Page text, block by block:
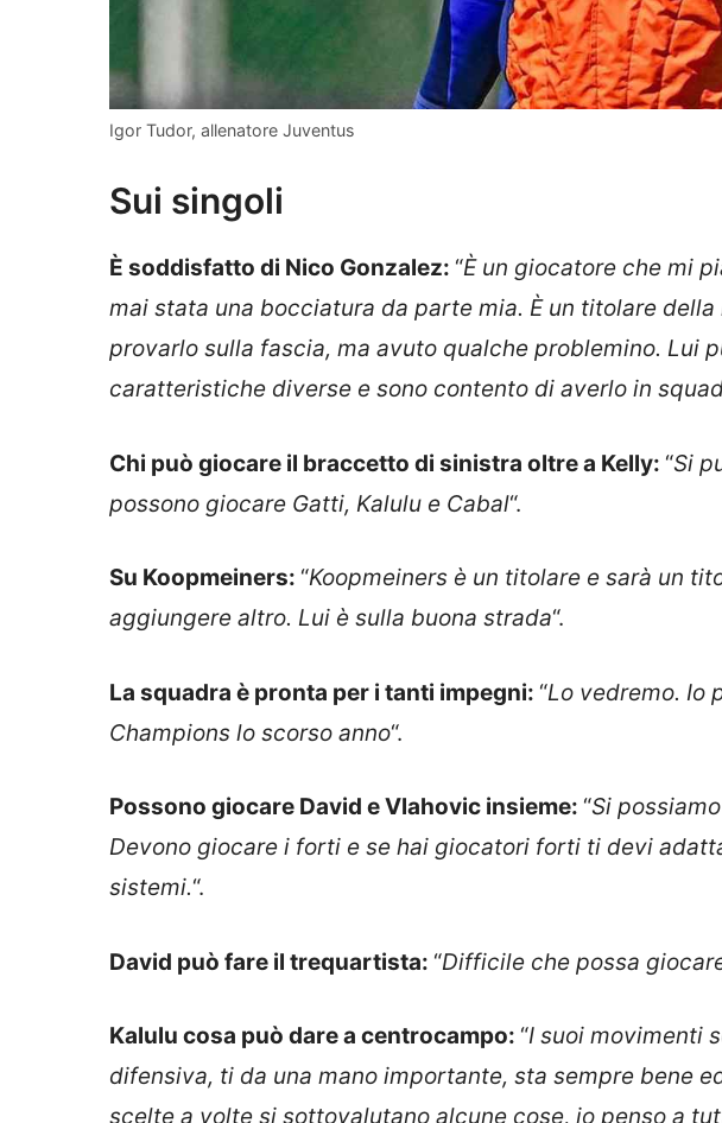
Igor Tudor, allenatore Juventus
Sui singoli
È soddisfatto di Nico Gonzalez: “È un giocatore che mi
mai stata una bocciatura da parte mia. È un titolare
provarlo sulla fascia, ma avuto qualche problemino. Lui
caratteristiche diverse e sono contento di averlo in
Chi può giocare il braccetto di sinistra oltre a Kelly: “Si
possono giocare Gatti, Kalulu e Cabal“.
Su Koopmeiners: “Koopmeiners è un titolare e sarà un
aggiungere altro. Lui è sulla buona strada“.
La squadra è pronta per i tanti impegni: “Lo vedremo. Io
Champions lo scorso anno“.
Possono giocare David e Vlahovic insieme: “Si
Devono giocare i forti e se hai giocatori forti ti devi
sistemi.“.
David può fare il trequartista: “Difficile che possa
Kalulu cosa può dare a centrocampo: “I suoi movimenti
difensiva, ti da una mano importante, sta sempre bene
scelte a volte si sottovalutano alcune cose, io penso a